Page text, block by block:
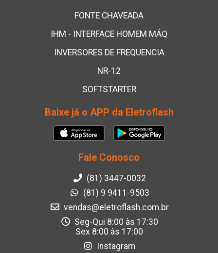
FONTE CHAVEADA
IHM - INTERFACE HOMEM MÁQ
INVERSORES DE FREQUENCIA
NR-12
SOFTSTARTER
Baixe já o APP da Eletroflash
Fale Conosco
(81) 3447-0032
(81) 9 9411-9503
vendas@eletroflash.com.br
Seg-Qui 8:00 às 17:30
Sex 8:00 às 17:00
Instagram